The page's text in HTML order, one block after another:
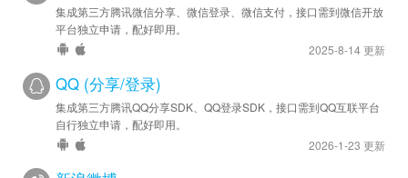
集成第三方腾讯微信分享、微信登录、微信支付，接口需到微信开放
平台独立申请，配好即用。
2025-8-14 更新
QQ (分享/登录)
集成第三方腾讯QQ分享SDK、QQ登录SDK，接口需到QQ互联平台
自行独立申请，配好即用。
2026-1-23 更新